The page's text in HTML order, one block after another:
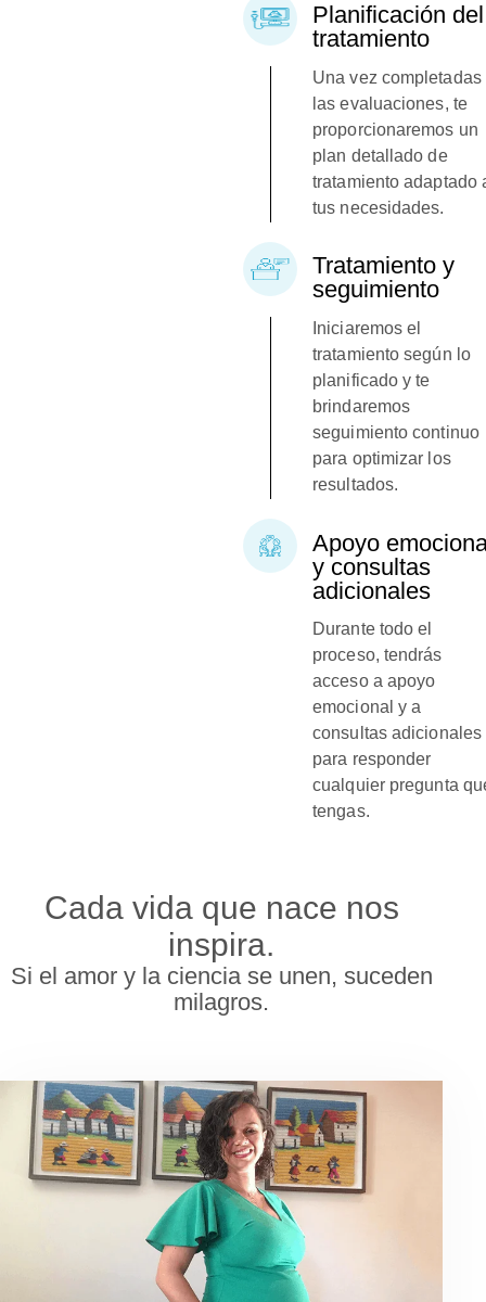
Planificación del
tratamiento
Una vez completadas
las evaluaciones, te
proporcionaremos un
plan detallado de
tratamiento adaptado
tus necesidades.
Tratamiento y
seguimiento
Iniciaremos el
tratamiento según lo
planificado y te
brindaremos
seguimiento continuo
para optimizar los
resultados.
Apoyo
y consultas
adicionales
Durante todo el
proceso, tendrás
acceso a apoyo
emocional y a
consultas adicionales
para responder
cualquier pregunta
tengas.
Cada vida que nace nos
inspira.
Si el amor y la ciencia se unen, suceden
milagros.